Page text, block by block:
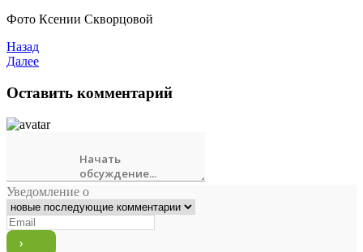
Фото Ксении Скворцовой
Назад
Далее
Оставить комментарий
Уведомление о